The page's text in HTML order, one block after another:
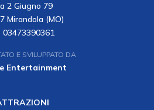
2 Giugno 79
Mirandola (MO)
03473390361
E SVILUPPATO DA
Entertainment